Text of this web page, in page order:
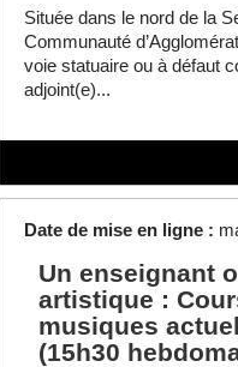
Située dans le nord de la
Communauté
voie statuaire ou à défaut
adjoint(e)...
Date de mise en ligne :
Un enseignant
artistique :
musiques
(15h30